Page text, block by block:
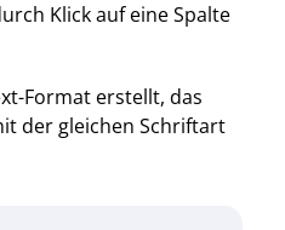
Klick auf eine Spalte
Format erstellt, das
der gleichen Schriftart